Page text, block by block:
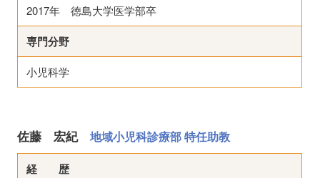
2017年 徳島大学医学部卒
専門分野
小児科学
佐藤 宏紀地域小児科診療部 特任助教
経 歴